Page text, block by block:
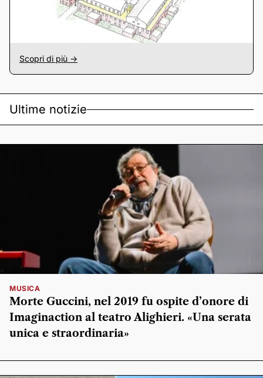
Scopri di più ->
Ultime notizie
MUSICA
Morte Guccini, nel 2019 fu ospite d’onore di
Imaginaction al teatro Alighieri. «Una serata
unica e straordinaria»